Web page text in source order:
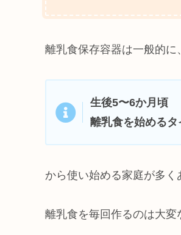
離乳食保存容器は一般的に、
生後5〜6か月頃
離乳食を始める
から使い始める家庭が多く
離乳食を毎回作るのは大変